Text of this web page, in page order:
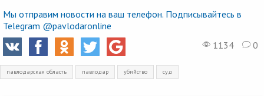
Мы отправим новости на ваш телефон. Подписывайтесь в
Telegram @pavlodaronline
1134
0
павлодарская область павлодар убийство суд